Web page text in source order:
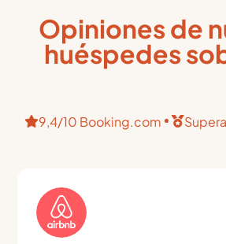
Opiniones de
huéspedes
9,4/10 Booking.com 